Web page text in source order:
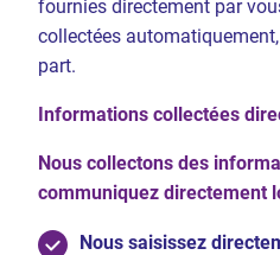
fournies directement par
collectées
part.
Informations collectées
Nous collectons des
communiquez directement
Nous saisissez